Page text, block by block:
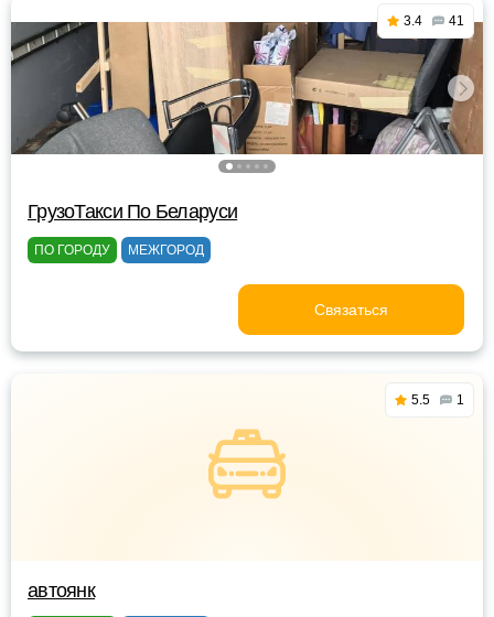
3.4 41
ГрузоТакси По Беларуси
ПО ГОРОДУ МЕЖГОРОД
Связаться
5.5 1
автоянк